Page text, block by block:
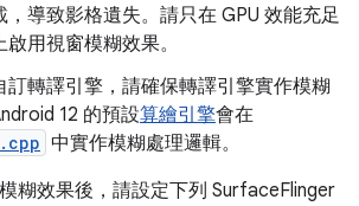
，導致影格遺失。請只在 GPU 效能充足
用視窗模糊效果。
訂轉譯引擎，請確保轉譯引擎實作模糊
12 的預設算繪引擎會在
中實作模糊處理邏輯。
糊效果後，請設定下列 SurfaceFlinger